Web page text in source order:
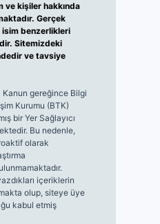
ve kişiler hakkında
Gerçek
benzerlikleri
Sitemizdeki
ve tavsiye
Kanun gereğince Bilgi
Kurumu (BTK)
bir Yer Sağlayıcı
Bu nedenle,
olarak
içeriklerin
olup, siteye üye
kabul etmiş